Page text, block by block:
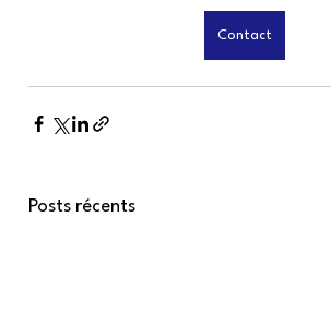
Contact
Posts récents